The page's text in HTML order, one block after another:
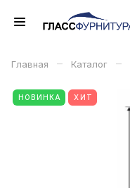
Главная – Каталог –
НОВИНКА ХИТ